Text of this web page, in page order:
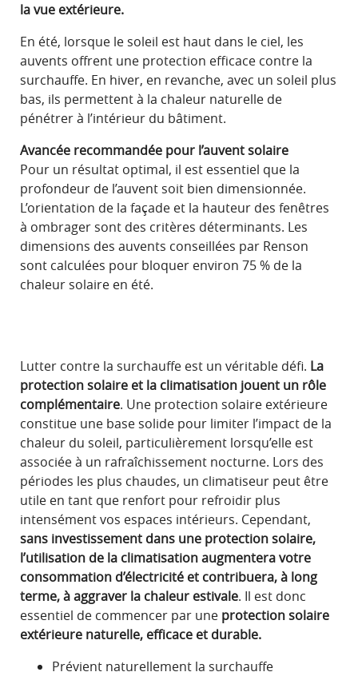
la vue extérieure.
En été, lorsque le soleil est haut dans le ciel, les
auvents offrent une protection efficace contre la
surchauffe. En hiver, en revanche, avec un soleil plus
bas, ils permettent à la chaleur naturelle de
pénétrer à l’intérieur du bâtiment.
Avancée recommandée pour l’auvent solaire
Pour un résultat optimal, il est essentiel que la
profondeur de l’auvent soit bien dimensionnée.
L’orientation de la façade et la hauteur des fenêtres
à ombrager sont des critères déterminants. Les
dimensions des auvents conseillées par Renson
sont calculées pour bloquer environ 75 % de la
chaleur solaire en été.
Lutter contre la surchauffe est un véritable défi. La
protection solaire et la climatisation jouent un rôle
complémentaire. Une protection solaire extérieure
constitue une base solide pour limiter l’impact de la
chaleur du soleil, particulièrement lorsqu’elle est
associée à un rafraîchissement nocturne. Lors des
périodes les plus chaudes, un climatiseur peut être
utile en tant que renfort pour refroidir plus
intensément vos espaces intérieurs. Cependant,
sans investissement dans une protection solaire,
l’utilisation de la climatisation augmentera votre
consommation d’électricité et contribuera, à long
terme, à aggraver la chaleur estivale. Il est donc
essentiel de commencer par une protection solaire
extérieure naturelle, efficace et durable.
Prévient naturellement la surchauffe